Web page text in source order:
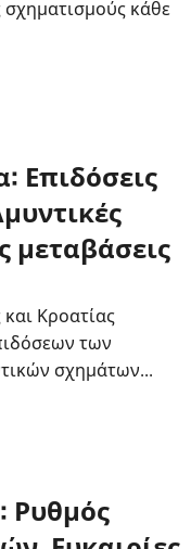
σχηματισμούς κάθε
Επιδόσεις
μεταβάσεις
Κροατίας
των
σχημάτων...
Ρυθμός